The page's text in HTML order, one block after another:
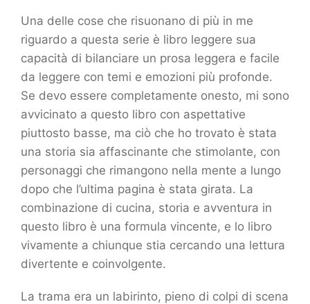
Una delle cose che risuonano di più in me
riguardo a questa serie è libro leggere sua
capacità di bilanciare un prosa leggera e facile
da leggere con temi e emozioni più profonde.
Se devo essere completamente onesto, mi sono
avvicinato a questo libro con aspettative
piuttosto basse, ma ciò che ho trovato è stata
una storia sia affascinante che stimolante, con
personaggi che rimangono nella mente a lungo
dopo che l’ultima pagina è stata girata. La
combinazione di cucina, storia e avventura in
questo libro è una formula vincente, e lo libro
vivamente a chiunque stia cercando una lettura
divertente e coinvolgente.
La trama era un labirinto, pieno di colpi di scena